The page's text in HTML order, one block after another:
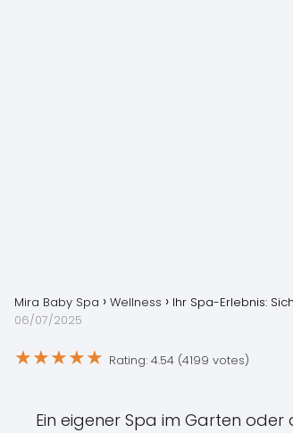
Mira Baby Spa Wellness
Ihr Spa-Erlebnis:
06/07/2025
★★★★★ Rating: 4.54 (4199 votes)
Ein eigener Spa im Garten